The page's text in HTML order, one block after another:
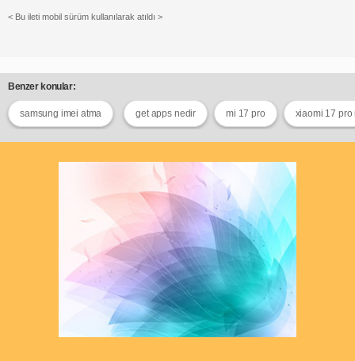
< Bu ileti mobil sürüm kullanılarak atıldı >
Benzer konular:
samsung imei atma get apps nedir mi 17 pro xiaomi 17 pro